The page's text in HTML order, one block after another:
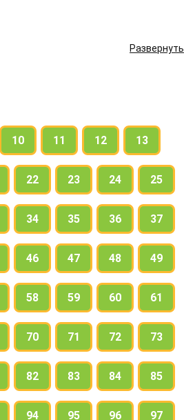
Развернуть
10 11 12 13
22 23 24 25
34 35 36 37
46 47 48 49
58 59 60 61
70 71 72 73
82 83 84 85
94 95 96 97